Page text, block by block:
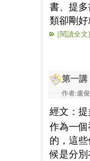
書、提
類卻剛
[閱讀全文]
第一講
作者:盧
經文：
作為一
的，這
候是分